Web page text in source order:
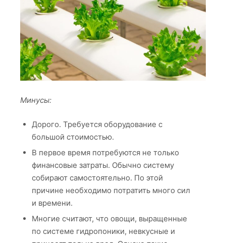
Минусы:
Дорого. Требуется оборудование с
большой стоимостью.
В первое время потребуются не только
финансовые затраты. Обычно систему
собирают самостоятельно. По этой
причине необходимо потратить много сил
и времени.
Многие считают, что овощи, выращенные
по системе гидропоники, невкусные и